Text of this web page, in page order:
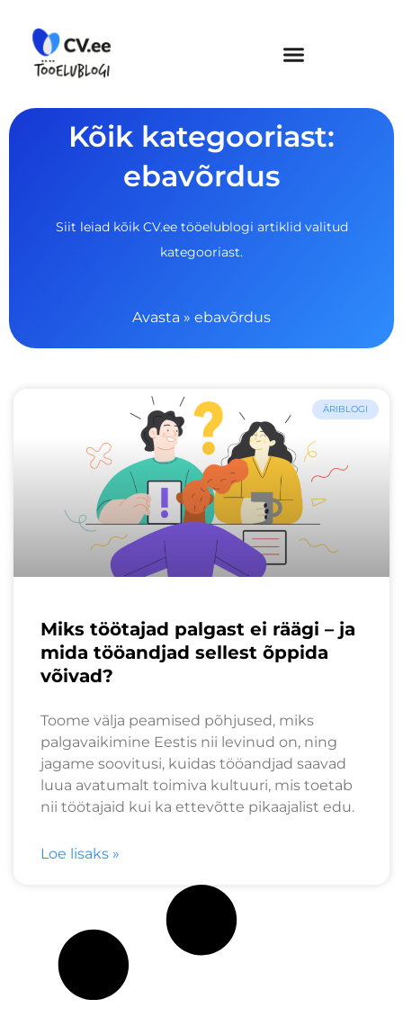
content
Kõik kategooriast:
ebavõrdus
Siit leiad kõik CV.ee tööelublogi artiklid valitud
kategooriast.
Avasta » ebavõrdus
ÄRIBLOGI
Miks töötajad palgast ei räägi – ja
mida tööandjad sellest õppida
võivad?
Toome välja peamised põhjused, miks
palgavaikimine Eestis nii levinud on, ning
jagame soovitusi, kuidas tööandjad saavad
luua avatumalt toimiva kultuuri, mis toetab
nii töötajaid kui ka ettevõtte pikaajalist edu.
Loe lisaks »